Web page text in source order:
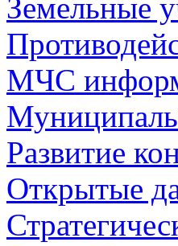
Земельные
МЧС
Развитие
Открытые